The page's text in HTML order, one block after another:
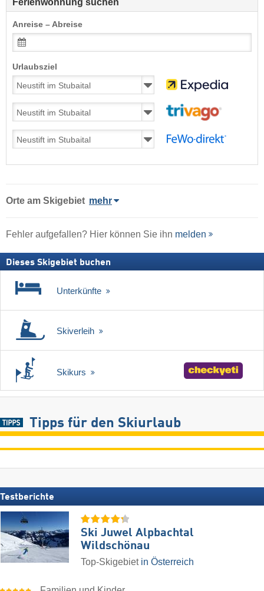
Anreise – Abreise
Urlaubsziel
Orte am Skigebiet mehr
Fehler aufgefallen? Hier können Sie ihn melden
Dieses Skigebiet buchen
Unterkünfte
Skiverleih
Skikurs
Tipps für den Skiurlaub
Testberichte
Ski Juwel Alpbachtal
Wildschönau
Top-Skigebiet in Österreich